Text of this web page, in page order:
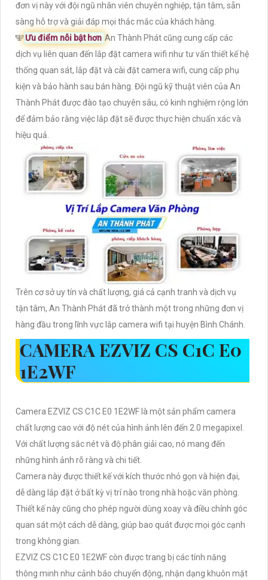
đơn vị này với đội ngũ nhân viên chuyên nghiệp, tận tâm, sẵn
sàng hỗ trợ và giải đáp mọi thắc mắc của khách hàng.
️🕎Ưu điểm nỗi bật hơn An Thành Phát cũng cung cấp các
dịch vụ liên quan đến lắp đặt camera wifi như tư vấn thiết kế hệ
thống quan sát, lắp đặt và cài đặt camera wifi, cung cấp phụ
kiện và bảo hành sau bán hàng. Đội ngũ kỹ thuật viên của An
Thành Phát được đào tạo chuyên sâu, có kinh nghiệm rộng lớn
để đảm bảo rằng việc lắp đặt sẽ được thực hiện chuẩn xác và
hiệu quả.
Trên cơ sở uy tín và chất lượng, giá cả cạnh tranh và dịch vụ
tận tâm, An Thành Phát đã trở thành một trong những đơn vị
hàng đầu trong lĩnh vực lắp camera wifi tại huyện Bình Chánh.
CAMERA EZVIZ CS C1C E0
1E2WF
Camera EZVIZ CS C1C E0 1E2WF là một sản phẩm camera
chất lượng cao với độ nét của hình ảnh lên đến 2.0 megapixel.
Với chất lượng sắc nét và độ phân giải cao, nó mang đến
những hình ảnh rõ ràng và chi tiết.
Camera này được thiết kế với kích thước nhỏ gọn và hiện đại,
dễ dàng lắp đặt ở bất kỳ vị trí nào trong nhà hoặc văn phòng.
Thiết kế này cũng cho phép người dùng xoay và điều chỉnh góc
quan sát một cách dễ dàng, giúp bao quát được mọi góc cạnh
trong không gian.
EZVIZ CS C1C E0 1E2WF còn được trang bị các tính năng
thông minh như cảnh báo chuyển động, nhận dạng khuôn mặt